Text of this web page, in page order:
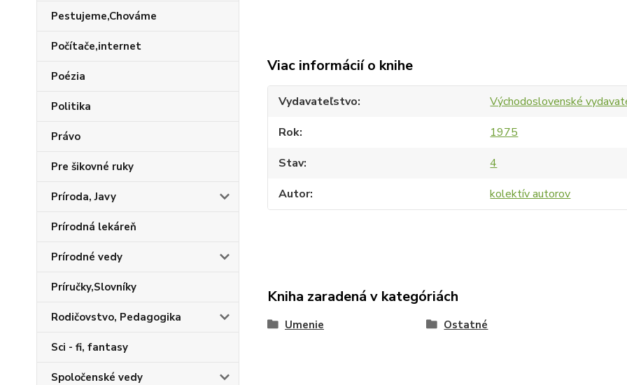
Pestujeme,Chováme
Počítače,internet
Poézia
Politika
Právo
Pre šikovné ruky
Príroda, Javy
Prírodná lekáreň
Prírodné vedy
Príručky,Slovníky
Rodičovstvo, Pedagogika
Sci - fi, fantasy
Spoločenské vedy
Viac informácií o knihe
Vydavateľstvo
Východoslovenské
Rok
1975
Stav
4
Autor
kolektív autorov
Kniha zaradená v kategóriách
Umenie Ostatné